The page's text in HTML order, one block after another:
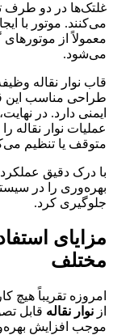
غلتک‌ها در دو طرف
می‌کنند. موتور با
معمولاً از
می‌شود.
قاب نوار نقاله
طراحی مناسب این
ایمنی دارد. در
عملیات نوار نقاله
متوقف یا تنظیم
با درک دقیق عملکرد
بهره‌وری را در
جلوگیری کرد.
مزایای
مختلف
امروزه تقریباً هیچ
از نوار نقاله قابل
موجب افزایش